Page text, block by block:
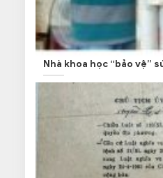
Nhà khoa học “bảo vệ”